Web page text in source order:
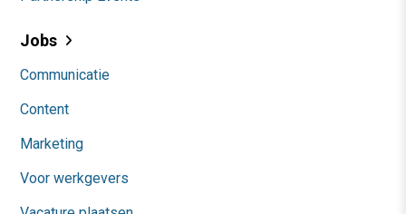
Jobs
Communicatie
Content
Marketing
Voor werkgevers